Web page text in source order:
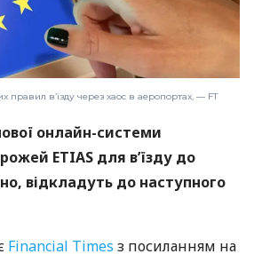
правил в’їзду через хаос в аеропортах, — FT
онлайн-системи
ETIAS для в’їзду до
відкладуть до наступного
Financial Times з посиланням на